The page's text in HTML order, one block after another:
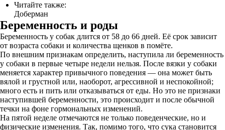
Читайте также:
Доберман
Беременность и роды
Беременность у собак длится от 58 до 66 дней. Её срок зависит
от возраста собаки и количества щенков в помёте.
По внешним признакам определить, наступила ли беременность
у собаки в первые четыре недели нельзя. После вязки у собаки
меняется характер привычного поведения — она может быть
вялой и грустной или, наоборот, агрессивной и неспокойной;
много есть и пить или отказываться от еды. Но это не признаки
наступившей беременности, это происходит и после обычной
течки на фоне гормональных изменений.
На пятой неделе отмечаются не только поведенческие, но и
физические изменения. Так, помимо того, что сука становится